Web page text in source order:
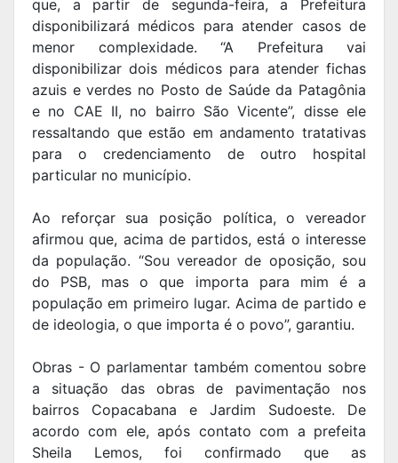
que, a partir de segunda-feira, a Prefeitura
disponibilizará médicos para atender casos de
menor complexidade. “A Prefeitura vai
disponibilizar dois médicos para atender fichas
azuis e verdes no Posto de Saúde da Patagônia
e no CAE II, no bairro São Vicente”, disse ele
ressaltando que estão em andamento tratativas
para o credenciamento de outro hospital
particular no município.
Ao reforçar sua posição política, o vereador
afirmou que, acima de partidos, está o interesse
da população. “Sou vereador de oposição, sou
do PSB, mas o que importa para mim é a
população em primeiro lugar. Acima de partido e
de ideologia, o que importa é o povo”, garantiu.
Obras - O parlamentar também comentou sobre
a situação das obras de pavimentação nos
bairros Copacabana e Jardim Sudoeste. De
acordo com ele, após contato com a prefeita
Sheila Lemos, foi confirmado que as